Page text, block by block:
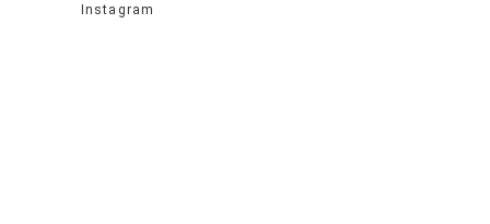
Instagram